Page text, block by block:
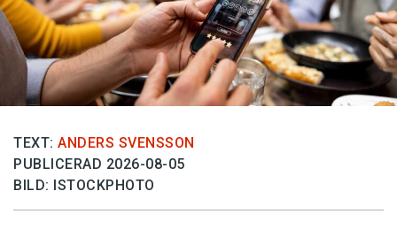
Handbok för begriplighet
LÄSVÄRT
MEST LÄSTA
TEXT: ANDERS SVENSSON
PUBLICERAD 2026-08-05
BILD: ISTOCKPHOTO